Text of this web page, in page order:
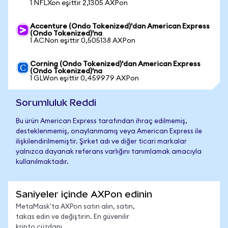
1 NFLXon eşittir 2,1305 AXPon
Accenture (Ondo Tokenized)'dan American Express
(Ondo Tokenized)'na
1 ACNon eşittir 0,505138 AXPon
Corning (Ondo Tokenized)'dan American Express
(Ondo Tokenized)'na
1 GLWon eşittir 0,459979 AXPon
Sorumluluk Reddi
Bu ürün American Express tarafından ihraç edilmemiş,
desteklenmemiş, onaylanmamış veya American Express ile
ilişkilendirilmemiştir. Şirket adı ve diğer ticari markalar
yalnızca dayanak referans varlığını tanımlamak amacıyla
kullanılmaktadır.
Saniyeler içinde AXPon edinin
MetaMask'ta AXPon satın alın, satın,
takas edin ve değiştirin. En güvenilir